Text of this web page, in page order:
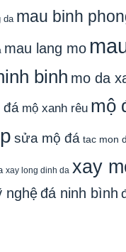
da mau binh
mau lang mo
binh mo da
đá mộ xanh rêu mộ
sửa mộ đá tac mon
xay long dinh da xay
nghệđá ninh bình